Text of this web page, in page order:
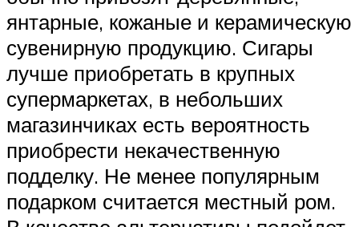
янтарные, кожаные и керамическую
сувенирную продукцию. Сигары
лучше приобретать в крупных
супермаркетах, в небольших
магазинчиках есть вероятность
приобрести некачественную
подделку. Не менее популярным
подарком считается местный ром.